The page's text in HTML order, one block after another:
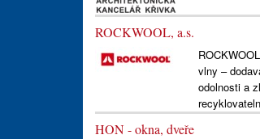
ROCKWOOL, a.s.
vlny –
odolnosti a
HON - okna, dveře